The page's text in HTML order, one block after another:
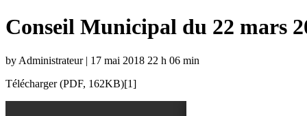
Conseil Municipal du 22 mars
by Administrateur | 17 mai 2018 22 h 06 min
Télécharger (PDF, 162KB)[1]